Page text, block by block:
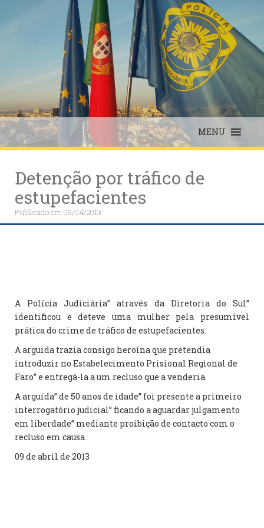
MENU
Detenção por tráfico de
estupefacientes
Publicado em09/04/2013
A Polícia Judiciária” através da Diretoria do Sul”
identificou e deteve uma mulher pela presumível
prática do crime de tráfico de estupefacientes.
A arguida trazia consigo heroína que pretendia
introduzir no Estabelecimento Prisional Regional de
Faro” e entregá-la a um recluso que a venderia.
A arguida” de 50 anos de idade” foi presente a primeiro
interrogatório judicial” ficando a aguardar julgamento
em liberdade” mediante proibição de contacto com o
recluso em causa.
09 de abril de 2013